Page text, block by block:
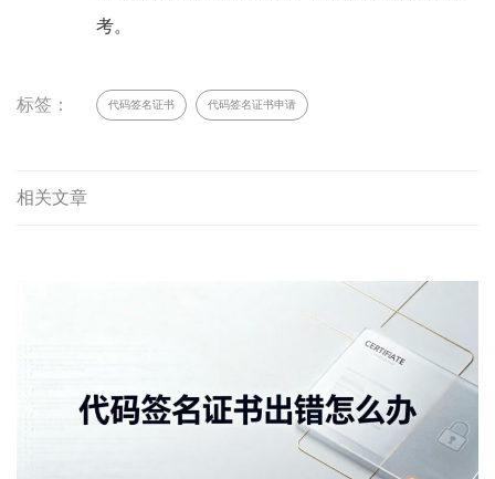
考。
标签： 代码签名证书 代码签名证书申请
相关文章